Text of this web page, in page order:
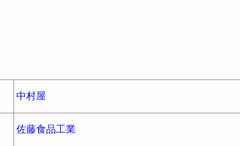
中村屋
佐藤食品工業